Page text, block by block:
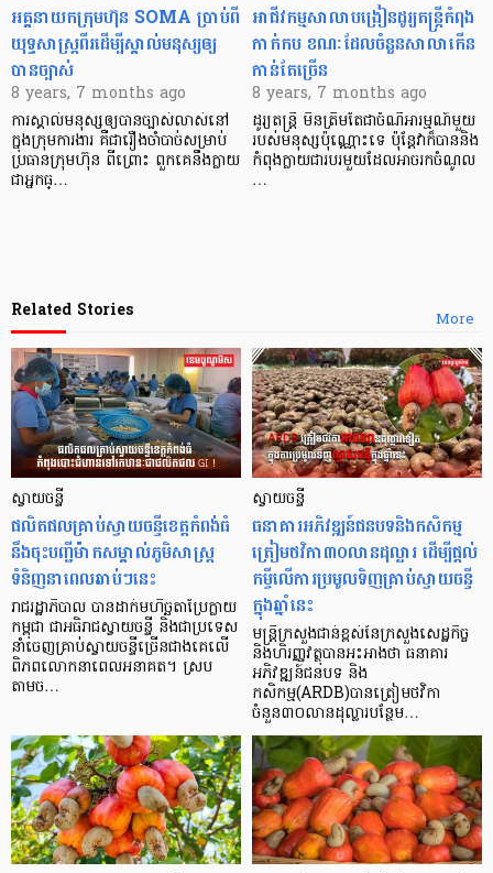
អគ្គនាយក​ក្រុមហ៊ុន SOMA ប្រាប់ពី​
យុទ្ធសាស្រ្ត​ពីរ​ដើម្បី​ស្គាល់​មនុស្ស​ឲ្យ​
បាន​ច្បាស់
8 years, 7 months ago
ការ​ស្គាល់​មនុស្ស​ឲ្យ​បាន​ច្បាស់​លាស់​នៅ​
ក្នុង​ក្រុម​ការងារ គឺ​ជា​រឿង​ចាំបាច់​សម្រាប់​
ប្រធាន​ក្រុមហ៊ុន ពីព្រោះ ពួកគេ​នឹង​ក្លាយ​
ជា​អ្នក​ធ្…
អាជីវកម្ម​សាលា​បង្រៀន​ដូរ្យ​តន្ត្រី​កំពុង​
កាក់​កប ខណៈ​ដែល​ចំនួន​សាលា​កើន​
កាន់​តែ​ច្រើន
8 years, 7 months ago
ដូរ្យ​តន្ត្រី មិន​ត្រឹមតែ​ជា​ចំណី​អារម្មណ៍​មួយ​
របស់​មនុស្ស​ប៉ុណ្ណោះ​ទេ ប៉ុន្ដែ​វា​ក៏​បាន​និង​
កំពុង​ក្លាយ​ជា​របរ​មួយ​ដែល​អាច​រក​ចំណូល​
…
More
Related Stories
ស្វាយចន្ទី
ផលិតផលគ្រាប់ស្វាយចន្ទីខេត្តកំពង់ធំ
នឹងចុះបញ្ជីម៉ាកសម្គាល់ភូមិសាស្រ្ត
ទំនិញនាពេលឆាប់ៗនេះ
រាជរដ្ឋាភិបាល បានដាក់មហិច្ឆតាប្រែក្លាយ
កម្ពុជា ជាអធិរាជស្វាយចន្ទី និងជាប្រទេស
នាំចេញគ្រាប់ស្វាយចន្ទីច្រើនជាងគេលើ
ពិភពលោកនាពេលអនាគត។ ស្រប
តាមច…
ស្វាយចន្ទី
ធនាគារអភិវឌ្ឍន៍ជនបទនិងកសិកម្ម
ត្រៀមថវិកា៣០លានដុល្លារ ដើម្បីផ្តល់
កម្ចីលើការប្រមូលទិញគ្រាប់ស្វាយចន្ទី
ក្នុងឆ្នាំនេះ
មន្រ្តីក្រសួងជាន់ខ្ពស់នៃក្រសួងសេដ្ឋកិច្ច
និងហិរញ្ញវត្ថុបានអះអាងថា ធនាគារ
អភិវឌ្ឍន៍ជនបទ និង
កសិកម្ម(ARDB)បានត្រៀមថវិកា
ចំនួន៣០លានដុល្លារបន្ថែម…